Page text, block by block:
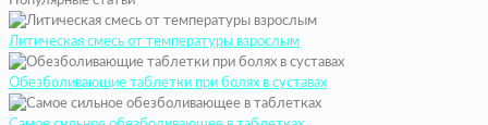
Литическая смесь от температуры взрослым
Обезболивающие таблетки при болях в суставах